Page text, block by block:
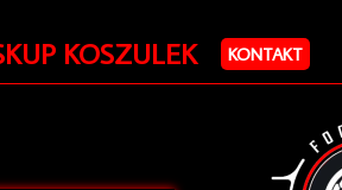
KOSZULEK KONTAKT